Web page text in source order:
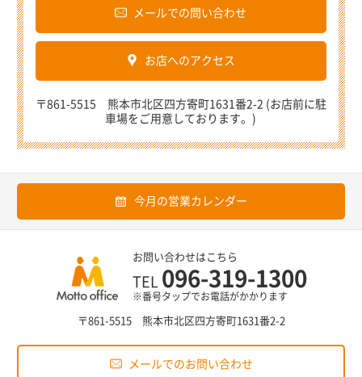
メールでの問い合わせ
お店へのアクセス
〒861-5515 熊本市北区四方寄町1631番2-2 (お店前に駐
車場をご用意しております。)
今月の営業カレンダー
お問い合わせはこちら
TEL 096-319-1300
※番号タップでお電話がかかります
〒861-5515 熊本市北区四方寄町1631番2-2
メールでのお問い合わせ